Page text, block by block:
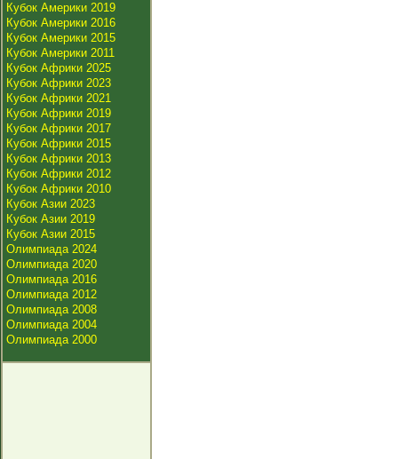
Кубок Америки 2019
Кубок Америки 2016
Кубок Америки 2015
Кубок Америки 2011
Кубок Африки 2025
Кубок Африки 2023
Кубок Африки 2021
Кубок Африки 2019
Кубок Африки 2017
Кубок Африки 2015
Кубок Африки 2013
Кубок Африки 2012
Кубок Африки 2010
Кубок Азии 2023
Кубок Азии 2019
Кубок Азии 2015
Олимпиада 2024
Олимпиада 2020
Олимпиада 2016
Олимпиада 2012
Олимпиада 2008
Олимпиада 2004
Олимпиада 2000